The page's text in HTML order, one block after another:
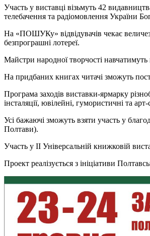
Участь у виставці візьмуть 42
телебачення та радіомовлення України
На «ПОШУКу» відвідувачів чекає
безпрограшні лотереї.
Майстри народної творчості
На придбаних книгах читачі зможуть
Програма заходів виставки-ярмарку
інсталяції, ювілейні, гумористичні та арт-
Усі бажаючі зможуть взяти участь у
Полтави).
Участь у ІІ Універсальній книжковій
Проект реалізується з ініціативи